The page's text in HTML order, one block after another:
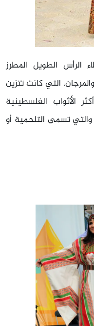
الطويل المطرز
التي كانت تتزين
الأثواب الفلسطينية
تسمى التلحمية أو